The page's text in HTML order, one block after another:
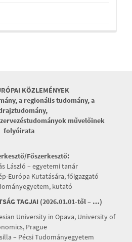
KÖZLEMÉNYEK
a regionális tudomány, a
művelőinek
folyóirata
Főszerkesztő:
László – egyetemi tanár
Európa Kutatására, főigazgató
kutató
TAGJAI (2026.01.01-től – …)
University in Opava, University of
Prague
– Pécsi Tudományegyetem